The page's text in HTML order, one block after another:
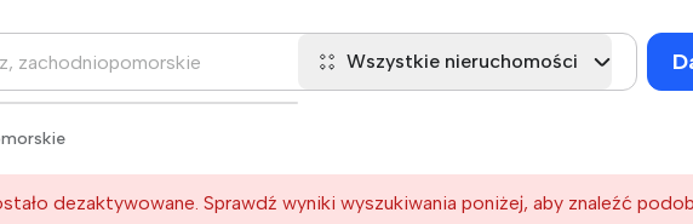
Wszystkie nieruchomości
dezaktywowane. Sprawdź wyniki wyszukiwania poniżej, aby znaleźć